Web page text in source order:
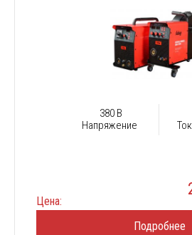
380 В
Напряжение
Цена:
Подробнее